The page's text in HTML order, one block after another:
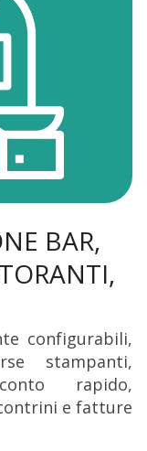
BAR,
configurabili,
stampanti,
rapido,
e fatture